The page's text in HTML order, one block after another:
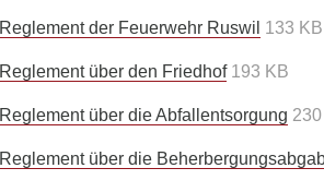
Reglement der Feuerwehr Ruswil 133 KB
Reglement über den Friedhof 193 KB
Reglement über die Abfallentsorgung
Reglement über die